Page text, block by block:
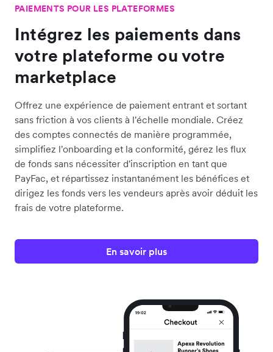
PAIEMENTS POUR LES PLATEFORMES
Intégrez les paiements dans
votre plateforme ou votre
marketplace
Offrez une expérience de paiement entrant et sortant
sans friction à vos clients à l'échelle mondiale. Créez
des comptes connectés de manière programmée,
simplifiez l'onboarding et la conformité, gérez les flux
de fonds sans nécessiter d'inscription en tant que
PayFac, et répartissez instantanément les bénéfices et
dirigez les fonds vers les vendeurs après avoir déduit les
frais de votre plateforme.
En savoir plus